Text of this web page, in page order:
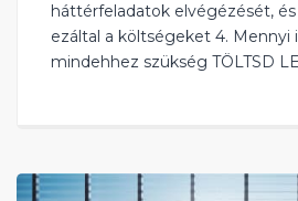
háttérfeladatok elvégézését,
ezáltal a költségeket 4. Mennyi
mindehhez szükség TÖLTSD